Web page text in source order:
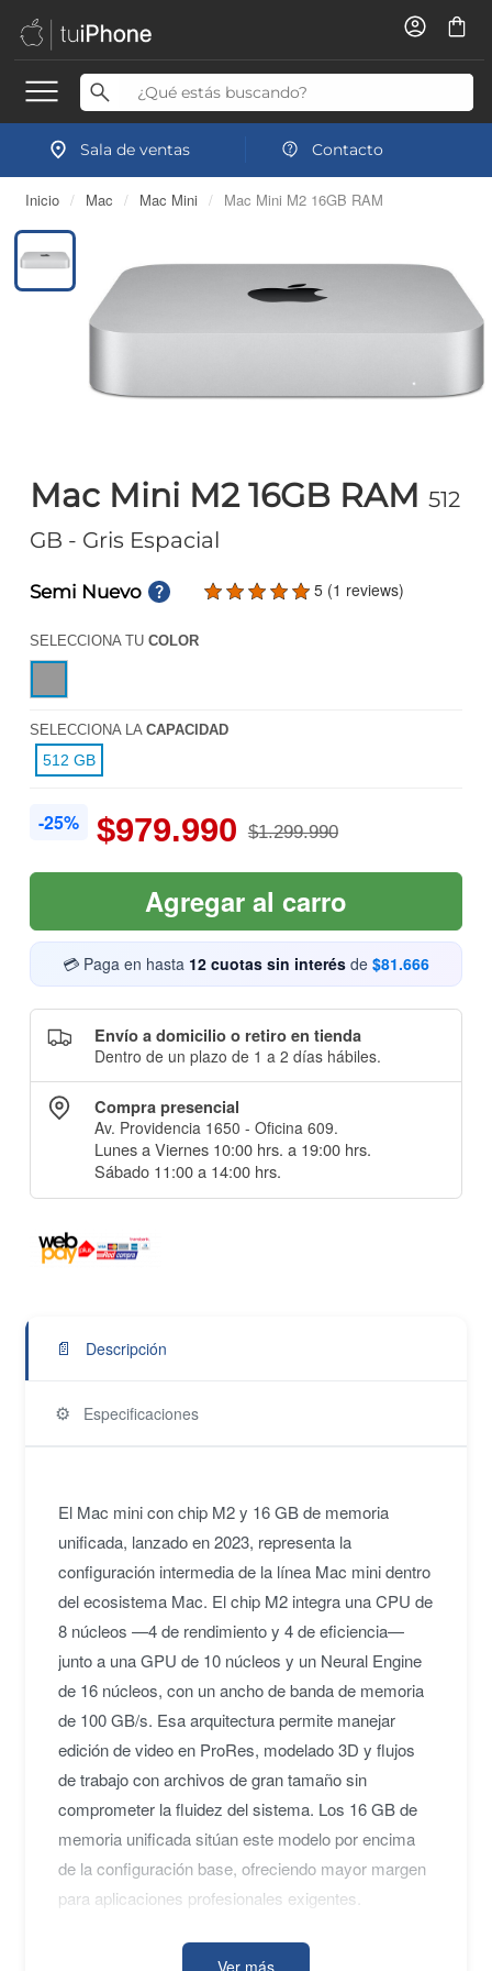
Sala de ventas Contacto
Inicio / Mac / Mac Mini / Mac Mini M2 16GB RAM
Mac Mini M2 16GB RAM 512
GB - Gris Espacial
Semi Nuevo 5 (1 reviews)
SELECCIONA TU COLOR
SELECCIONA LA CAPACIDAD
512 GB
-25% $979.990 $1.299.990
Agregar al carro
💳 Paga en hasta 12 cuotas sin interés de $81.666
Envío a domicilio o retiro en tienda
Dentro de un plazo de 1 a 2 días hábiles.
Compra presencial
Av. Providencia 1650 - Oficina 609.
Lunes a Viernes 10:00 hrs. a 19:00 hrs.
Sábado 11:00 a 14:00 hrs.
📄 Descripción
⚙️ Especificaciones
El Mac mini con chip M2 y 16 GB de memoria
unificada, lanzado en 2023, representa la
configuración intermedia de la línea Mac mini dentro
del ecosistema Mac. El chip M2 integra una CPU de
8 núcleos —4 de rendimiento y 4 de eficiencia—
junto a una GPU de 10 núcleos y un Neural Engine
de 16 núcleos, con un ancho de banda de memoria
de 100 GB/s. Esa arquitectura permite manejar
edición de video en ProRes, modelado 3D y flujos
de trabajo con archivos de gran tamaño sin
comprometer la fluidez del sistema. Los 16 GB de
memoria unificada sitúan este modelo por encima
de la configuración base, ofreciendo mayor margen
para aplicaciones profesionales exigentes.
Ver más